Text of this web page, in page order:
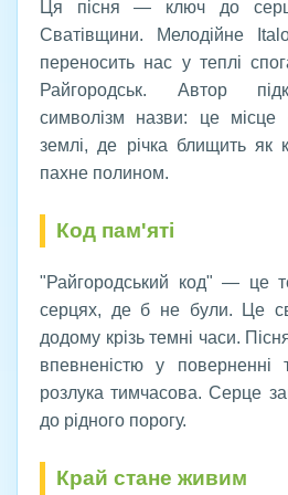
Ця пісня — ключ до
Сватівщини. Мелодійне
переносить нас у теплі
Райгородськ. Автор
символізм назви: це
землі, де річка блищить як
пахне полином.
Код пам'яті
"Райгородський код" — це
серцях, де б не були. Це
додому крізь темні часи.
впевненістю у
розлука тимчасова. Серце
до рідного порогу.
Край стане живим